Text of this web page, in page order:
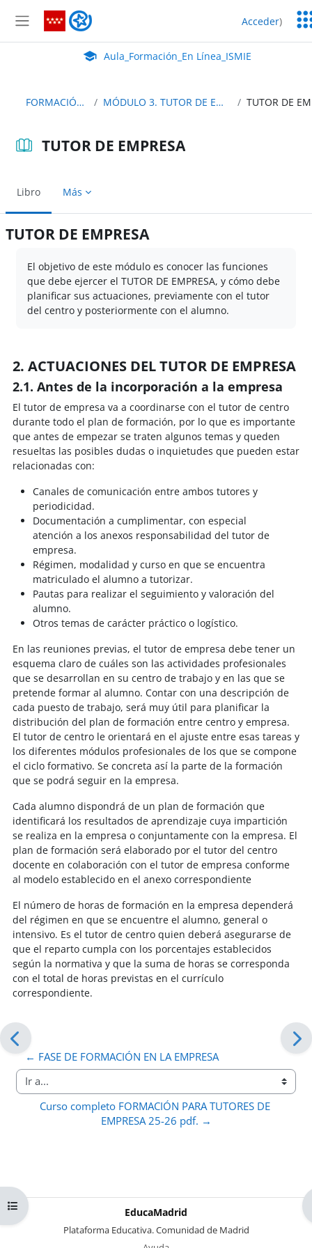
Panel lateral
Aula_Formación_En Línea_ISMIE Acceder)
Aula Virtual de EducaMadrid:
Aula_Formación_En Línea_ISMIE
Abrir índice del curso
FORMACIÓN TE MÓDULO 3. TUTOR DE EMPRESA
TUTOR DE EMPRESA
Libro Más
TUTOR DE EMPRESA
El objetivo de este módulo es conocer las funciones
que debe ejercer el TUTOR DE EMPRESA, y cómo debe
planificar sus actuaciones, previamente con el tutor
del centro y posteriormente con el alumno.
2. ACTUACIONES DEL TUTOR DE EMPRESA
2.1. Antes de la incorporación a la empresa
El tutor de empresa va a coordinarse con el tutor de centro
durante todo el plan de formación, por lo que es importante
que antes de empezar se traten algunos temas y queden
resueltas las posibles dudas o inquietudes que pueden estar
relacionadas con:
Canales de comunicación entre ambos tutores y
periodicidad.
Documentación a cumplimentar, con especial
atención a los anexos responsabilidad del tutor de
empresa.
Régimen, modalidad y curso en que se encuentra
matriculado el alumno a tutorizar.
Pautas para realizar el seguimiento y valoración del
alumno.
Otros temas de carácter práctico o logístico.
En las reuniones previas, el tutor de empresa debe tener un
esquema claro de cuáles son las actividades profesionales
que se desarrollan en su centro de trabajo y en las que se
pretende formar al alumno. Contar con una descripción de
cada puesto de trabajo, será muy útil para planificar la
distribución del plan de formación entre centro y empresa.
El tutor de centro le orientará en el ajuste entre esas tareas y
los diferentes módulos profesionales de los que se compone
el ciclo formativo. Se concreta así la parte de la formación
que se podrá seguir en la empresa.
Cada alumno dispondrá de un plan de formación que
identificará los resultados de aprendizaje cuya impartición
se realiza en la empresa o conjuntamente con la empresa. El
plan de formación será elaborado por el tutor del centro
docente en colaboración con el tutor de empresa conforme
al modelo establecido en el anexo correspondiente
El número de horas de formación en la empresa dependerá
del régimen en que se encuentre el alumno, general o
intensivo. Es el tutor de centro quien deberá asegurarse de
que el reparto cumpla con los porcentajes establecidos
según la normativa y que la suma de horas se corresponda
con el total de horas previstas en el currículo
correspondiente.
← FASE DE FORMACIÓN EN LA EMPRESA
Ir a...
Curso completo FORMACIÓN PARA TUTORES DE
EMPRESA 25-26 pdf. →
EducaMadrid
Plataforma Educativa. Comunidad de Madrid